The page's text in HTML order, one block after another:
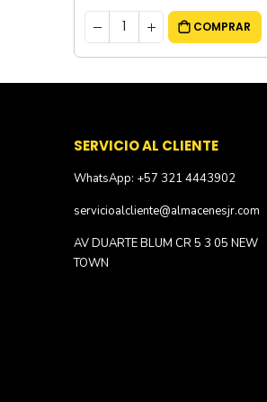
COMPRAR
SERVICIO AL CLIENTE
WhatsApp: +57 321 4443902
servicioalcliente@almacenesjr.com
AV DUARTE BLUM CR 5 3 05 NEW
TOWN